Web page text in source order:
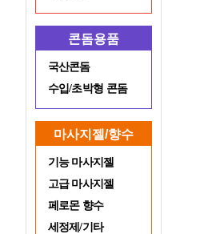
콘돔용품
국산콘돔
수입/초박형 콘돔
마사지젤/향수
기능 마사지젤
고급 마사지젤
페로몬 향수
세정제/기타